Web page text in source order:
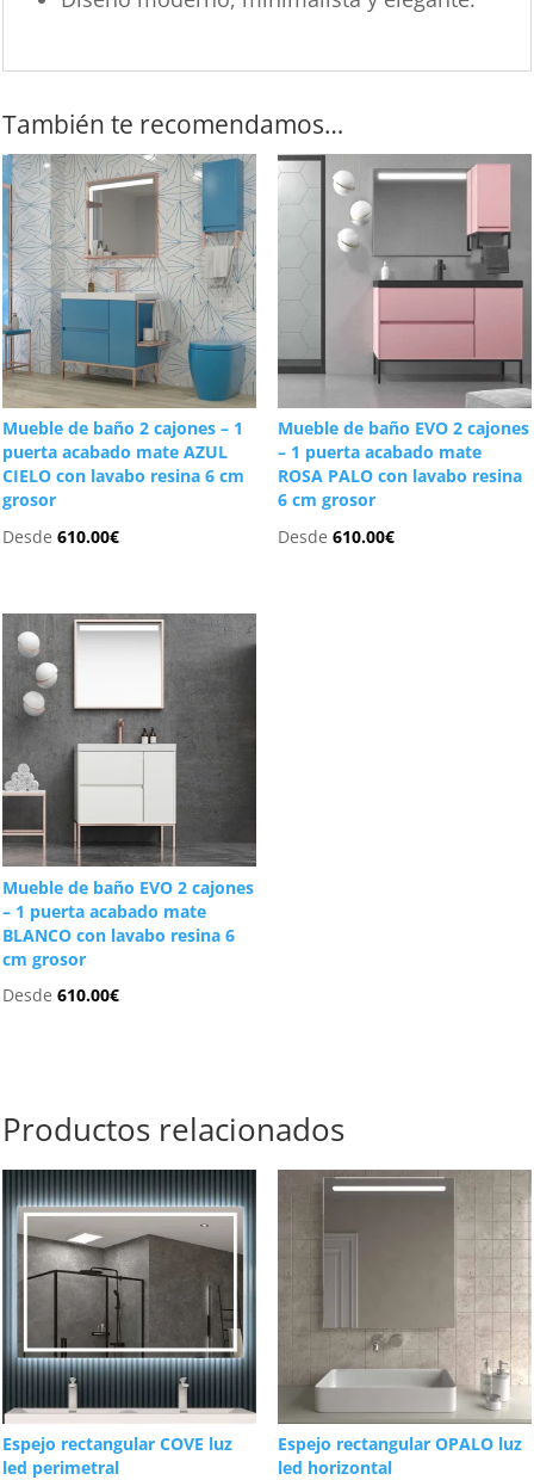
También te recomendamos…
Mueble de baño 2 cajones – 1
puerta acabado mate AZUL
CIELO con lavabo resina 6 cm
grosor
Desde610.00€
Mueble de baño EVO 2 cajones
– 1 puerta acabado mate
ROSA PALO con lavabo resina
6 cm grosor
Desde 610.00€
Mueble de baño EVO 2 cajones
– 1 puerta acabado mate
BLANCO con lavabo resina 6
cm grosor
Desde610.00€
Productos relacionados
Espejo rectangular COVE luz
led perimetral
Espejo rectangular OPALO luz
led horizontal